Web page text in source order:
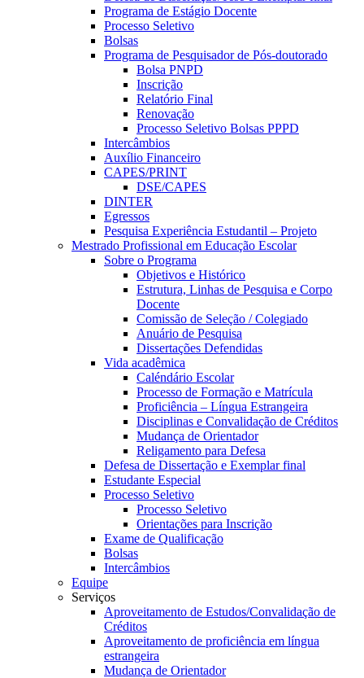
Programa de Estágio Docente
Processo Seletivo
Bolsas
Programa de Pesquisador de Pós-doutorado
Bolsa PNPD
Inscrição
Relatório Final
Renovação
Processo Seletivo Bolsas PPPD
Intercâmbios
Auxílio Financeiro
CAPES/PRINT
DSE/CAPES
DINTER
Egressos
Pesquisa Experiência Estudantil – Projeto
Mestrado Profissional em Educação Escolar
Sobre o Programa
Objetivos e Histórico
Estrutura, Linhas de Pesquisa e Corpo
Docente
Comissão de Seleção / Colegiado
Anuário de Pesquisa
Dissertações Defendidas
Vida acadêmica
Caléndário Escolar
Processo de Formação e Matrícula
Proficiência – Língua Estrangeira
Disciplinas e Convalidação de Créditos
Mudança de Orientador
Religamento para Defesa
Defesa de Dissertação e Exemplar final
Estudante Especial
Processo Seletivo
Processo Seletivo
Orientações para Inscrição
Exame de Qualificação
Bolsas
Intercâmbios
Equipe
Serviços
Aproveitamento de Estudos/Convalidação de
Créditos
Aproveitamento de proficiência em língua
estrangeira
Mudança de Orientador